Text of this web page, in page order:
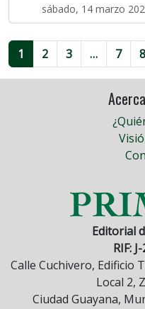
sábado, 14 marzo
1 2 3 … 7 8
Editorial
RIF:
Calle Cuchivero, Edificio
Local 2,
Ciudad Guayana,